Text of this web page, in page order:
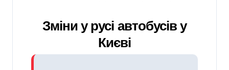
Зміни у русі автобусів у
Києві